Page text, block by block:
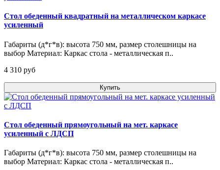
Стол обеденный квадратный на металлическом каркасе
усиленный
Габариты (д*г*в): высота 750 мм, размер столешницы на
выбор Материал: Каркас стола - металлическая п..
4 310 pуб
Купить
Стол обеденный прямоугольный на мет. каркасе
усиленный с ЛДСП
Габариты (д*г*в): высота 750 мм, размер столешницы на
выбор Материал: Каркас стола - металлическая п..